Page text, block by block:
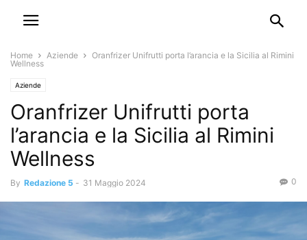
Home Aziende
Oranfrizer Unifrutti porta l’arancia e la Sicilia al Rimini
Wellness
Aziende
Oranfrizer Unifrutti porta
l’arancia e la Sicilia al Rimini
Wellness
By Redazione 5 - 31 Maggio 2024 0